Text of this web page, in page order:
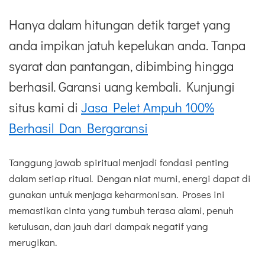
Hanya dalam hitungan detik target yang
anda impikan jatuh kepelukan anda. Tanpa
syarat dan pantangan, dibimbing hingga
berhasil. Garansi uang kembali. Kunjungi
situs kami di Jasa Pelet Ampuh 100%
Berhasil Dan Bergaransi
Tanggung jawab spiritual menjadi fondasi penting
dalam setiap ritual. Dengan niat murni, energi dapat di
gunakan untuk menjaga keharmonisan. Proses ini
memastikan cinta yang tumbuh terasa alami, penuh
ketulusan, dan jauh dari dampak negatif yang
merugikan.